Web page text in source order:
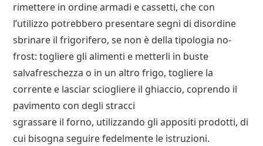
rimettere in ordine armadi e cassetti, che con
l’utilizzo potrebbero presentare segni di disordine
sbrinare il frigorifero, se non è della tipologia no-
frost: togliere gli alimenti e metterli in buste
salvafreschezza o in un altro frigo, togliere la
corrente e lasciar sciogliere il ghiaccio, coprendo il
pavimento con degli stracci
sgrassare il forno, utilizzando gli appositi prodotti, di
cui bisogna seguire fedelmente le istruzioni.